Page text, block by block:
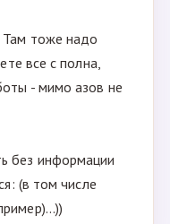
Там тоже надо
все с полна,
- мимо азов не
без информации
(в том числе